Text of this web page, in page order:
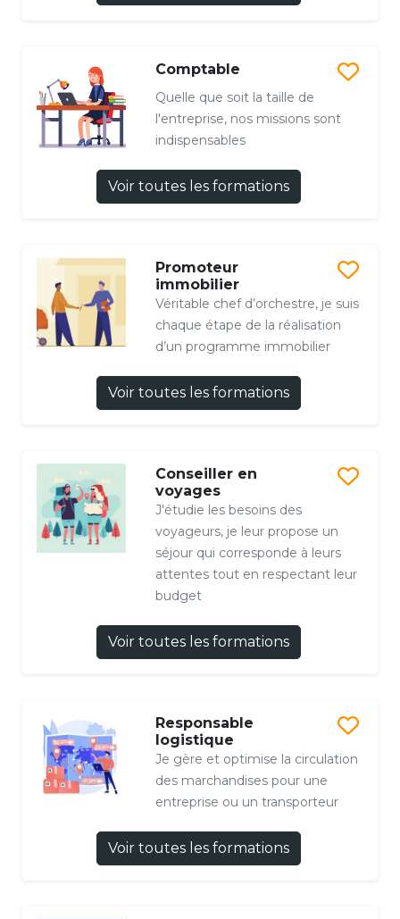
Comptable
Quelle que soit la taille de
l'entreprise, nos missions sont
indispensables
Voir toutes les formations
Promoteur
immobilier
Véritable chef d’orchestre, je suis
chaque étape de la réalisation
d’un programme immobilier
Voir toutes les formations
Conseiller en
voyages
J'étudie les besoins des
voyageurs, je leur propose un
séjour qui corresponde à leurs
attentes tout en respectant leur
budget
Voir toutes les formations
Responsable
logistique
Je gère et optimise la circulation
des marchandises pour une
entreprise ou un transporteur
Voir toutes les formations